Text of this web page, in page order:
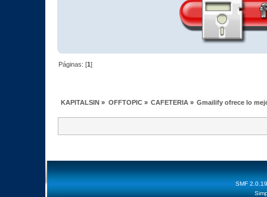
Páginas: [1]
KAPITALSIN » OFFTOPIC» CAFETERIA» Gmailify ofrece lo
SMF 2.0.19